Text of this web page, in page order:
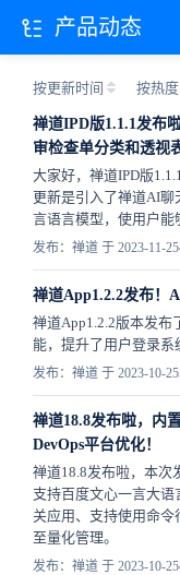
按更新时间 按热度
禅道IPD版1.1.1发布
审检查单分类和透视
大家好，禅道IPD版
更新是引入了禅道AI聊
言语言模型，使用户能
发布：禅道 于 2023-11-25
禅道App1.2.2发布！
禅道App1.2.2版本发布
能，提升了用户登录系
发布：禅道 于 2023-10-25
禅道18.8发布啦，内
DevOps平台优化！
禅道18.8发布啦，本次
支持百度文心一言大语
关应用、支持使用命
至量化管理。
发布：禅道 于 2023-10-25
产品动态